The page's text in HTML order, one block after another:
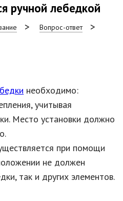
ручной лебедкой
Вопрос-ответ
необходимо:
учитывая
Место установки должно
при помощи
не должен
так и других элементов.